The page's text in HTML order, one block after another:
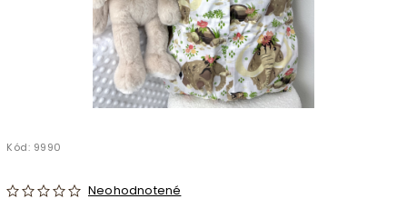
Kód: 9990
Neohodnotené